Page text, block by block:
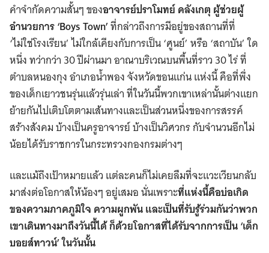
คำจำกัดความสั้นๆ ของอาจารย์ปราโมทย์ คลังเกตุ ผู้ช่วยผู้
อำนวยการ ‘Boys Town’ที่กล่าวถึงการมีอยู่ของสถานที่ที่
‘ไม่ใช่โรงเรียน’ ไม่ใกล้เคียงกับการเป็น ‘ศูนย์’ หรือ ‘สถาบัน’ ใด
หนึ่ง ทว่ากว่า 30 ปีผ่านมา อาณาบริเวณบนพื้นที่ราว 30 ไร่ ที่
ตำบลหนองกุง อำเภอน้ำพอง จังหวัดขอนแก่น แห่งนี้ คือที่พึ่ง
ของเด็กเยาวชนรุ่นแล้วรุ่นเล่า ที่ในวันนี้พวกเขาเหล่านั้นต่างแยก
ย้ายกันไปเติบโตตามเส้นทางและเป็นส่วนหนึ่งของการสรรค์
สร้างสังคม บ้างเป็นครูอาจารย์ บ้างเป็นวิศวกร กับจำนวนอีกไม่
น้อยได้รับราชการในกระทรวงกองกรมต่างๆ
และแม้ถึงเป้าหมายแล้ว แต่ละคนก็ไม่เคยลืมที่จะแวะเวียนกลับ
มาส่งต่อโอกาสให้น้องๆ อยู่เสมอ นั่นเพราะที่แห่งนี้คือบ่อเกิด
ของความภาคภูมิใจ ความผูกพัน และเป็นที่รับรู้ร่วมกันว่าพวก
เขาเดินทางมาถึงวันนี้ได้ ก็ด้วยโอกาสที่ได้รับจากการเป็น ‘เด็ก
บอยส์ทาวน์’ ในวันนั้น